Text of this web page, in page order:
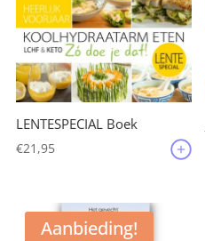
LENTESPECIAL Boek
€21,95
Aanbieding!